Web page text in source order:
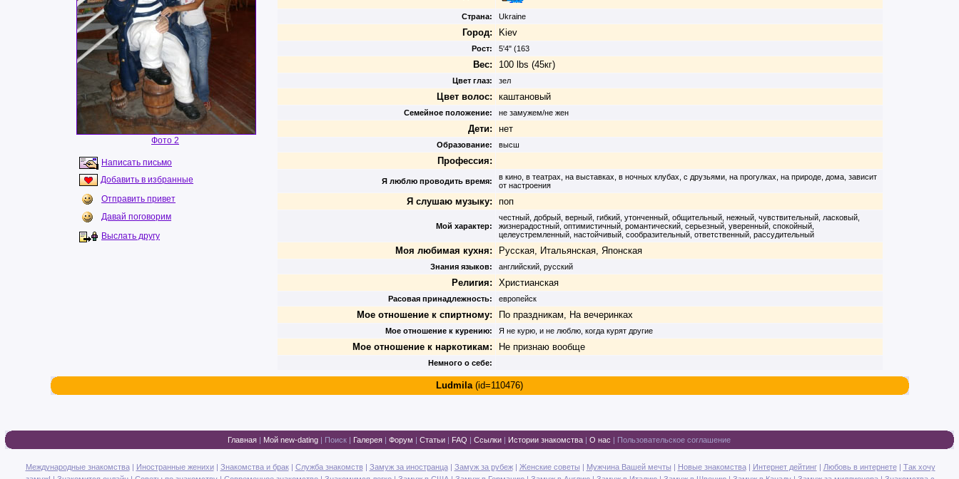
Фото 2
Написать письмо
Добавить в избранные
Отправить привет
Давай поговорим
Выслать другу
Страна: Ukraine
Город: Kiev
Рост: 5'4" (163
Вес: 100 lbs (45кг)
Цвет глаз: зел
Цвет волос: каштановый
Семейное положение: не замужем/не жен
Дети: нет
Образование: высш
Профессия:
Я люблю проводить время:
в кино, в театрах, на выставках, в ночных клубах, с друзьями, на прогулках, на природе, дома, зависит
от настроения
Я слушаю музыку: поп
Мой характер:
честный, добрый, верный, гибкий, утонченный, общительный, нежный, чувствительный, ласковый,
жизнерадостный, оптимистичный, романтический, серьезный, уверенный, спокойный,
целеустремленный, настойчивый, сообразительный, ответственный, рассудительный
Моя любимая кухня: Русская, Итальянская, Японская
Знания языков: английский, русский
Религия: Христианская
Расовая принадлежность: европейск
Мое отношение к спиртному: По праздникам, На вечеринках
Мое отношение к курению: Я не курю, и не люблю, когда курят другие
Мое отношение к наркотикам: Не признаю вообще
Немного о себе:
Ludmila(id=110476)
Главная | Мой new-dating | Поиск | Галерея | Форум | Статьи | FAQ | Ссылки | Истории знакомства | О нас | Пользовательское соглашение
Международные знакомства| Иностранные женихи| Знакомства и брак| Служба знакомств| Замуж за иностранца| Замуж за рубеж| Женские советы | Мужчина Вашей мечты | Новые знакомства| Интернет дейтинг| Любовь в интернете| Так хочу